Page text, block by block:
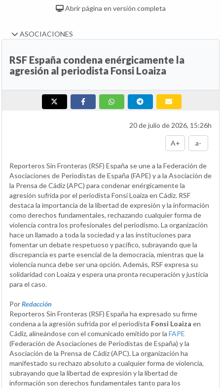
Abrir página en versión completa
ASOCIACIONES
RSF España condena enérgicamente la
agresión al periodista Fonsi Loaiza
20 de julio de 2026, 15:26h
A+ a-
Reporteros Sin Fronteras (RSF) España se une a la Federación de
Asociaciones de Periodistas de España (FAPE) y a la Asociación de
la Prensa de Cádiz (APC) para condenar enérgicamente la
agresión sufrida por el periodista Fonsi Loaiza en Cádiz. RSF
destaca la importancia de la libertad de expresión y la información
como derechos fundamentales, rechazando cualquier forma de
violencia contra los profesionales del periodismo. La organización
hace un llamado a toda la sociedad y a las instituciones para
fomentar un debate respetuoso y pacífico, subrayando que la
discrepancia es parte esencial de la democracia, mientras que la
violencia nunca debe ser una opción. Además, RSF expresa su
solidaridad con Loaiza y espera una pronta recuperación y justicia
para el caso.
PorRedacción
Reporteros Sin Fronteras (RSF) España ha expresado su firme
condena a la agresión sufrida por el periodista Fonsi Loaiza en
Cádiz, alineándose con el comunicado emitido por la FAPE
(Federación de Asociaciones de Periodistas de España) y la
Asociación de la Prensa de Cádiz (APC). La organización ha
manifestado su rechazo absoluto a cualquier forma de violencia,
subrayando que la libertad de expresión y la libertad de
información son derechos fundamentales tanto para los